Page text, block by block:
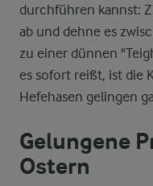
durchführen kannst:
ab und dehne es
zu einer dünnen
es sofort reißt, ist die
Hefehasen gelingen
Gelungene
Ostern